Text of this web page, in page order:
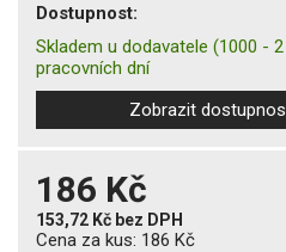
Dostupnost:
Skladem u dodavatele (1000 -
pracovních dní
Zobrazit
186 Kč
153,72 Kč bez DPH
Cena za kus: 186 Kč